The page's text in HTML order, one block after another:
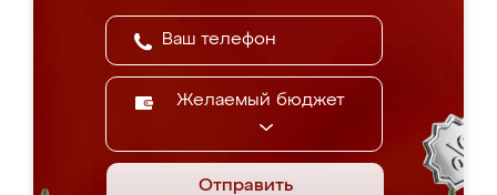
Желаемый бюджет
Отправить